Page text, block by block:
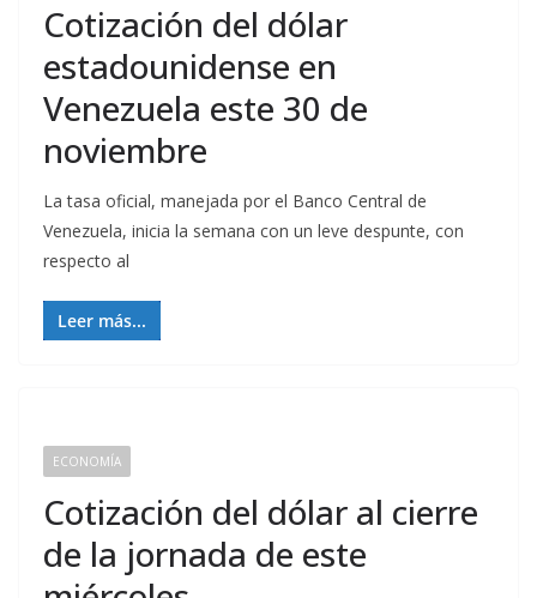
Cotización del dólar
estadounidense en
Venezuela este 30 de
noviembre
La tasa oficial, manejada por el Banco Central de
Venezuela, inicia la semana con un leve despunte, con
respecto al
Leer más...
ECONOMÍA
Cotización del dólar al cierre
de la jornada de este